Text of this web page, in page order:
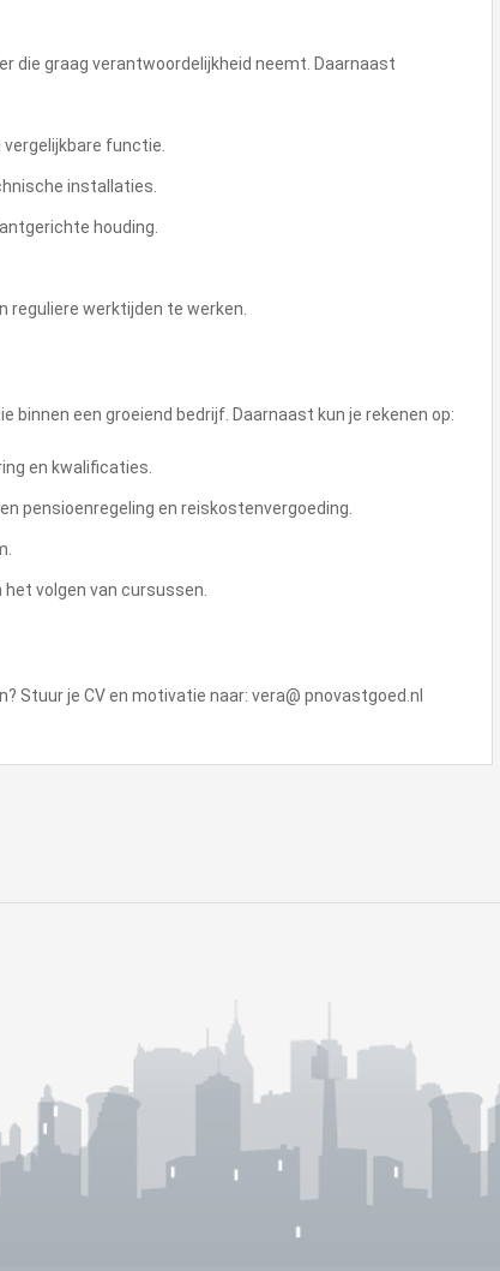
die graag verantwoordelijkheid neemt. Daarnaast
functie.
installaties.
houding.
reguliere werktijden te werken.
binnen een groeiend bedrijf. Daarnaast kun je rekenen op:
en kwalificaties.
pensioenregeling en reiskostenvergoeding.
volgen van cursussen.
Stuur je CV en motivatie naar: vera@ pnovastgoed.nl